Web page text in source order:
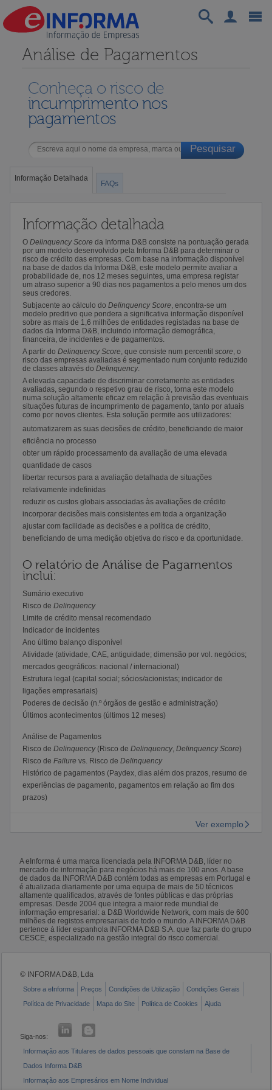
Análise de Pagamentos
Conheça o risco de
incumprimento nos
pagamentos
Informação Detalhada
FAQs
Informação detalhada
O Delinquency Score da Informa D&B consiste na pontuação gerada
por um modelo desenvolvido pela Informa D&B para determinar o
risco de crédito das empresas. Com base na informação disponível
na base de dados da Informa D&B, este modelo permite avaliar a
probabilidade de, nos 12 meses seguintes, uma empresa registar
um atraso superior a 90 dias nos pagamentos a pelo menos um dos
seus credores.
Subjacente ao cálculo do Delinquency Score, encontra-se um
modelo preditivo que pondera a significativa informação disponível
sobre as mais de 1,6 milhões de entidades registadas na base de
dados da Informa D&B, incluindo informação demográfica,
financeira, de incidentes e de pagamentos.
A partir do Delinquency Score, que consiste num percentil score, o
risco das empresas avaliadas é segmentado num conjunto reduzido
de classes através do Delinquency.
A elevada capacidade de discriminar corretamente as entidades
avaliadas, segundo o respetivo grau de risco, torna este modelo
numa solução altamente eficaz em relação à previsão das eventuais
situações futuras de incumprimento de pagamento, tanto por atuais
como por novos clientes. Esta solução permite aos utilizadores:
automatizarem as suas decisões de crédito, beneficiando de maior
eficiência no processo
obter um rápido processamento da avaliação de uma elevada
quantidade de casos
libertar recursos para a avaliação detalhada de situações
relativamente indefinidas
reduzir os custos globais associadas às avaliações de crédito
incorporar decisões mais consistentes em toda a organização
ajustar com facilidade as decisões e a política de crédito,
beneficiando de uma medição objetiva do risco e da oportunidade.
O relatório de Análise de Pagamentos
inclui:
Sumário executivo
Risco de Delinquency
Limite de crédito mensal recomendado
Indicador de incidentes
Ano último balanço disponível
Atividade (atividade, CAE, antiguidade; dimensão por vol. negócios;
mercados geográficos: nacional / internacional)
Estrutura legal (capital social; sócios/acionistas; indicador de
ligações empresariais)
Poderes de decisão (n.º órgãos de gestão e administração)
Últimos acontecimentos (últimos 12 meses)
Análise de Pagamentos
Risco de Delinquency(Risco de Delinquency, Delinquency Score)
Risco de Failure vs. Risco de Delinquency
Histórico de pagamentos (Paydex, dias além dos prazos, resumo de
experiências de pagamento, pagamentos em relação ao fim dos
prazos)
Ver exemplo
A eInforma é uma marca licenciada pela INFORMA D&B, líder no
mercado de informação para negócios há mais de 100 anos. A base
de dados da INFORMA D&B contém todas as empresas em Portugal e
é atualizada diariamente por uma equipa de mais de 50 técnicos
altamente qualificados, através de fontes públicas e das próprias
empresas. Desde 2004 que integra a maior rede mundial de
informação empresarial: a D&B Worldwide Network, com mais de 600
milhões de registos empresariais de todo o mundo. A INFORMA D&B
pertence à líder espanhola INFORMA D&B S.A. que faz parte do grupo
CESCE, especializado na gestão integral do risco comercial.
© INFORMA D&B, Lda
Sobre a eInforma Preços Condições de Utilização
Condições Gerais
Política de Privacidade
Mapa do Site Política de Cookies Ajuda
Siga-nos:
Informação aos Titulares de dados pessoais que constam na Base de
Dados Informa D&B
Informação aos Empresários em Nome Individual